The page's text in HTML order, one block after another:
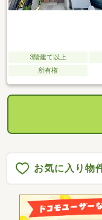
3階建て以上
所有権
お気に入り物